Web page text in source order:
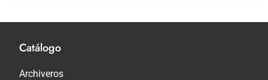
Catálogo
Archiveros